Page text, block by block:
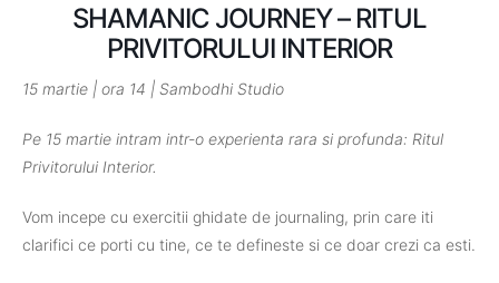
SHAMANIC JOURNEY – RITUL
PRIVITORULUI INTERIOR
15 martie | ora 14 | Sambodhi Studio
Pe 15 martie intram intr-o experienta rara si profunda: Ritul
Privitorului Interior.
Vom incepe cu exercitii ghidate de journaling, prin care iti
clarifici ce porti cu tine, ce te defineste si ce doar crezi ca esti.